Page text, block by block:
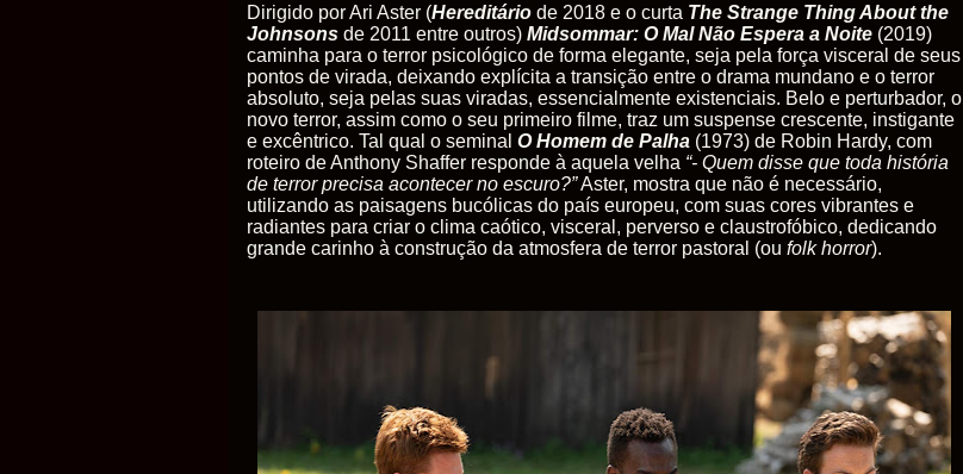
Dirigido por Ari Aster (Hereditário de 2018 e o curta The Strange Thing About the
Johnsons de 2011 entre outros) Midsommar: O Mal Não Espera a Noite (2019)
caminha para o terror psicológico de forma elegante, seja pela força visceral de seus
pontos de virada, deixando explícita a transição entre o drama mundano e o terror
absoluto, seja pelas suas viradas, essencialmente existenciais. Belo e perturbador, o
novo terror, assim como o seu primeiro filme, traz um suspense crescente, instigante
e excêntrico. Tal qual o seminal O Homem de Palha (1973) de Robin Hardy, com
roteiro de Anthony Shaffer responde à aquela velha “- Quem disse que toda história
de terror precisa acontecer no escuro?”Aster, mostra que não é necessário,
utilizando as paisagens bucólicas do país europeu, com suas cores vibrantes e
radiantes para criar o clima caótico, visceral, perverso e claustrofóbico, dedicando
grande carinho à construção da atmosfera de terror pastoral (ou folk horror).